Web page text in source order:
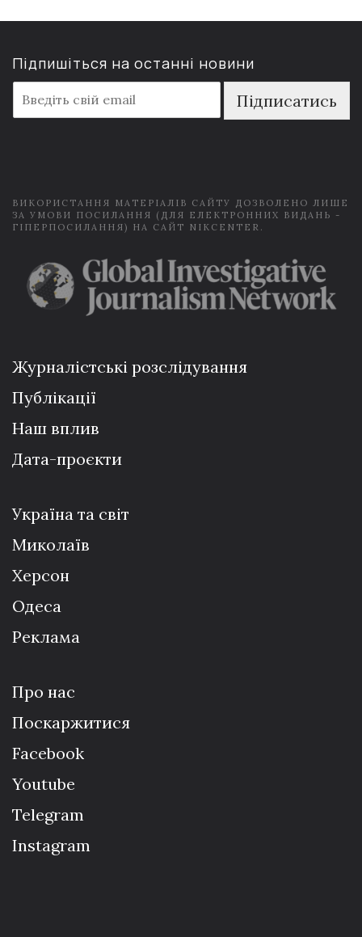
Підпишіться на останні новини
m
a
Підписатись
ВИКОРИСТАННЯ МАТЕРІАЛІВ САЙТУ ДОЗВОЛЕНО ЛИШЕ
ЗА УМОВИ ПОСИЛАННЯ (ДЛЯ ЕЛЕКТРОННИХ ВИДАНЬ -
ГІПЕРПОСИЛАННЯ) НА САЙТ NIKCENTER.
Журналістські розслідування
Публікації
Наш вплив
Дата-проєкти
Україна та світ
Миколаїв
Херсон
Одеса
Реклама
Про нас
Поскаржитися
Facebook
Youtube
Telegram
Instagram